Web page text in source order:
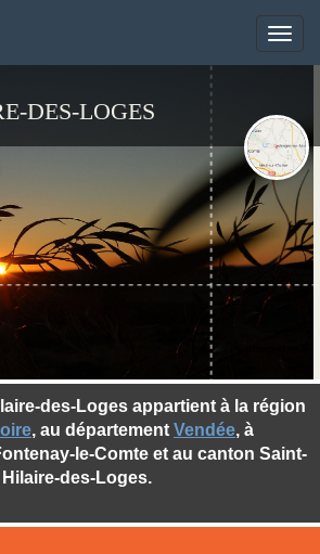
Toggle
DES-LOGES
des-Loges appartient à la région
, au département Vendée, à
le-Comte et au canton Saint-
Hilaire-des-Loges.
Toggle